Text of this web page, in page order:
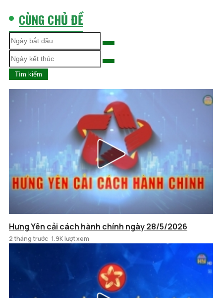
CÙNG CHỦ ĐỀ
Tìm kiếm
Hưng Yên cải cách hành chính ngày 28/5/2026
2 tháng trước 1.9K lượt xem